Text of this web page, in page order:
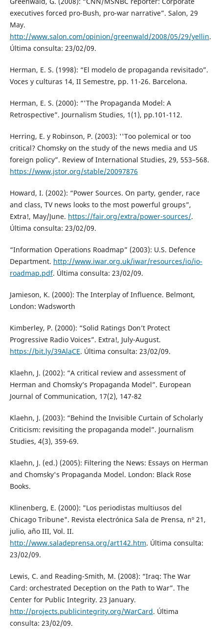
executives forced pro-Bush, pro-war narrative”. Salon, 29
May.
http://www.salon.com/opinion/greenwald/2008/05/29/yellin.
Última consulta: 23/02/09.
Herman, E. S. (1998): “El modelo de propaganda revisitado”.
Voces y culturas 14, II Semestre, pp. 11-26. Barcelona.
Herman, E. S. (2000): “'The Propaganda Model: A
Retrospective”. Journalism Studies, 1(1), pp.101-112.
Herring, E. y Robinson, P. (2003): ''Too polemical or too
critical? Chomsky on the study of the news media and US
foreign policy”. Review of International Studies, 29, 553–568.
https://www.jstor.org/stable/20097876
Howard, I. (2002): “Power Sources. On party, gender, race
and class, TV news looks to the most powerful groups”,
Extra!, May/June. https://fair.org/extra/power-sources/.
Última consulta: 23/02/09.
“Information Operations Roadmap” (2003): U.S. Defence
Department. http://www.iwar.org.uk/iwar/resources/io/io-
roadmap.pdf. Última consulta: 23/02/09.
Jamieson, K. (2000): The Interplay of Influence. Belmont,
London: Wadsworth
Kimberley, P. (2000): “Solid Ratings Don’t Protect
Progressive Radio Voices”. Extra!, July-August.
https://bit.ly/39AlaCE. Última consulta: 23/02/09.
Klaehn, J. (2002): “A critical review and assessment of
Herman and Chomsky’s Propaganda Model”. European
Journal of Communication, 17(2), 147-82
Klaehn, J. (2003): “Behind the Invisible Curtain of Scholarly
Criticism: revisiting the propaganda model”. Journalism
Studies, 4(3), 359-69.
Klaehn, J. (ed.) (2005): Filtering the News: Essays on Herman
and Chomsky's Propaganda Model. London: Black Rose
Books.
Klinenberg, E. (2000): "Los periodistas multiusos del
Chicago Tribune". Revista electrónica Sala de Prensa, nº 21,
julio, año III, Vol. II.
http://www.saladeprensa.org/art142.htm. Última consulta:
23/02/09.
Lewis, C. and Reading-Smith, M. (2008): “Iraq: The War
Card: orchestrated Deception on the Path to War”. The
Center for Public Integrity. 23 January.
http://projects.publicintegrity.org/WarCard. Última
consulta: 23/02/09.